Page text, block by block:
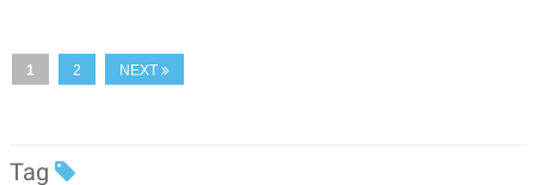
A
C
Y
E
L
.
1 2 NEXT
Tag